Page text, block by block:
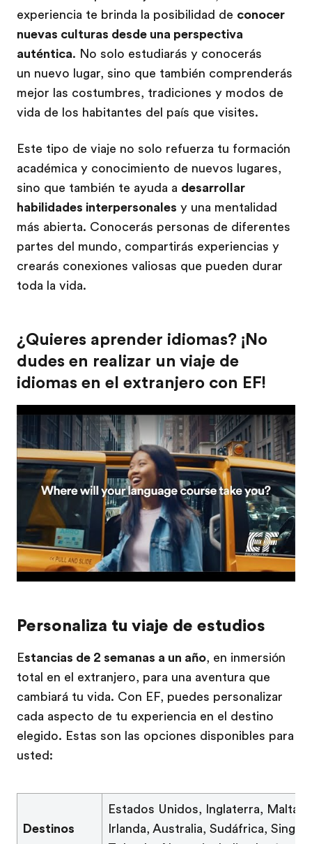
experiencia te brinda la posibilidad de conocer
nuevas culturas desde una perspectiva
auténtica. No solo estudiarás y conocerás
un nuevo lugar, sino que también comprenderás
mejor las costumbres, tradiciones y modos de
vida de los habitantes del país que visites.
Este tipo de viaje no solo refuerza tu formación
académica y conocimiento de nuevos lugares,
sino que también te ayuda a desarrollar
habilidades interpersonales y una mentalidad
más abierta. Conocerás personas de diferentes
partes del mundo, compartirás experiencias y
crearás conexiones valiosas que pueden durar
toda la vida.
¿Quieres aprender idiomas? ¡No
dudes en realizar un viaje de
idiomas en el extranjero con EF!
Personaliza tu viaje de estudios
Estancias de 2 semanas a un año, en inmersión
total en el extranjero, para una aventura que
cambiará tu vida. Con EF, puedes personalizar
cada aspecto de tu experiencia en el destino
elegido. Estas son las opciones disponibles para
usted:
Destinos
Estados Unidos, Inglaterra, Malta,
Irlanda, Australia, Sudáfrica,